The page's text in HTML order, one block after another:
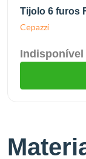
Tijolo 6 furos
Cepazzi
Indisponível